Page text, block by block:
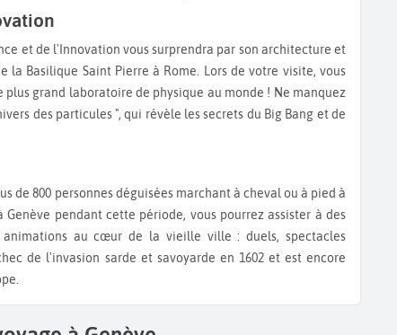
Basilique Saint Pierre à Rome. Lors de votre visite, vous
grand laboratoire de physique au monde ! Ne manquez
des particules ", qui révèle les secrets du Big Bang et de
pendant cette période, vous pourrez assister à des
animations au cœur de la vieille ville : duels, spectacles
de l'invasion sarde et savoyarde en 1602 et est encore